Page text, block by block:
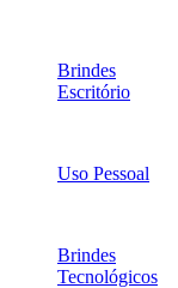
Brindes
Escritório
Uso Pessoal
Brindes
Tecnológicos